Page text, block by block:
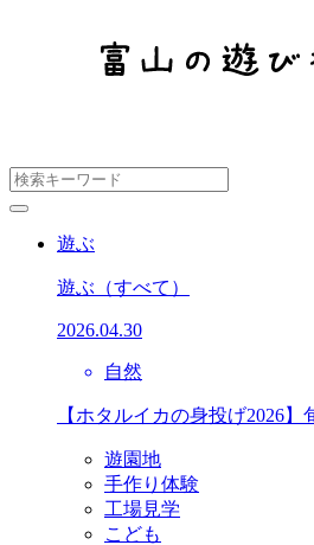
遊ぶ
遊ぶ （すべて）
2026.04.30
自然
【ホタルイカの身投げ2026
遊園地
手作り体験
工場見学
こども